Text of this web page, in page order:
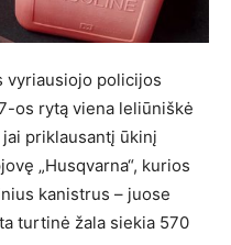
vyriausiojo policijos
os rytą viena leliūniškė
priklausantį ūkinį
„Husqvarna“, kurios
kanistrus – juose
turtinė žala siekia 570